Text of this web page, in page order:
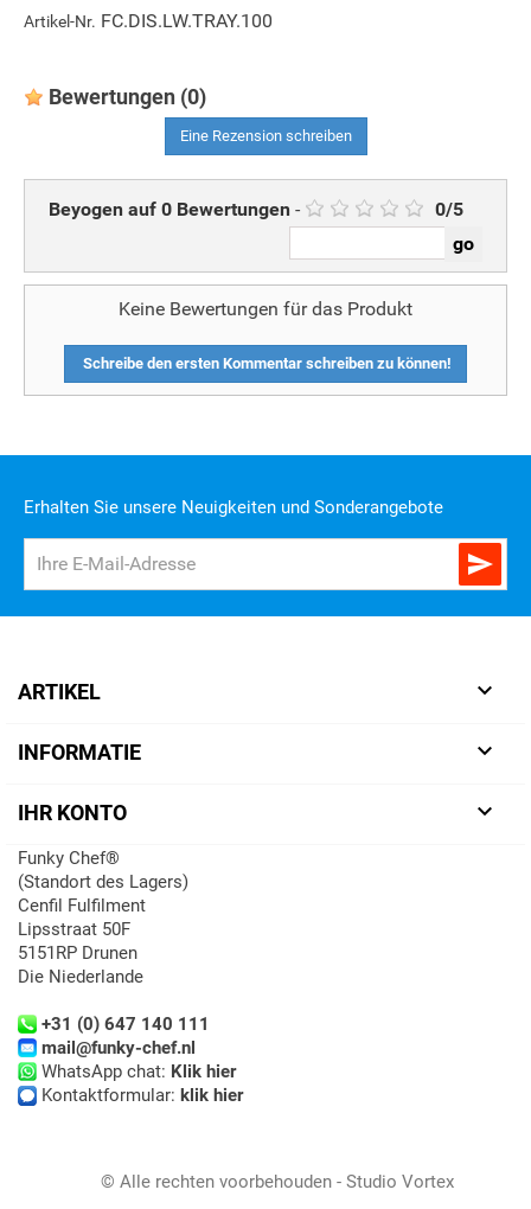
Artikel-Nr. FC.DIS.LW.TRAY.100
Bewertungen (0)
Eine Rezension schreiben
Beyogen auf 0 Bewertungen - 0/5
Keine Bewertungen für das Produkt
Schreibe den ersten Kommentar schreiben zu können!
Erhalten Sie unsere Neuigkeiten und Sonderangebote

ARTIKEL 
INFORMATIE 
IHR KONTO 
Funky Chef®
(Standort des Lagers)
Cenfil Fulfilment
Lipsstraat 50F
5151RP Drunen
Die Niederlande
+31 (0) 647 140 111
mail@funky-chef.nl
WhatsApp chat: Klik hier
Kontaktformular: klik hier
© Alle rechten voorbehouden - Studio Vortex